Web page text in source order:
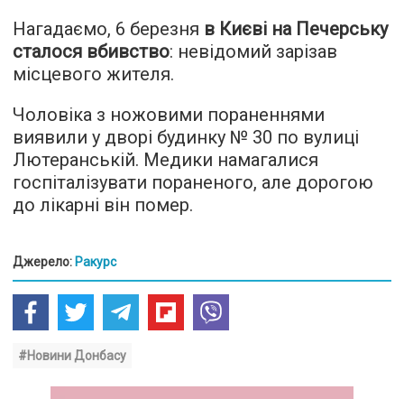
Нагадаємо, 6 березня в Києві на Печерську
сталося вбивство: невідомий зарізав
місцевого жителя.
Чоловіка з ножовими пораненнями
виявили у дворі будинку № 30 по вулиці
Лютеранській. Медики намагалися
госпіталізувати пораненого, але дорогою
до лікарні він помер.
Джерело: Ракурс
#Новини Донбасу